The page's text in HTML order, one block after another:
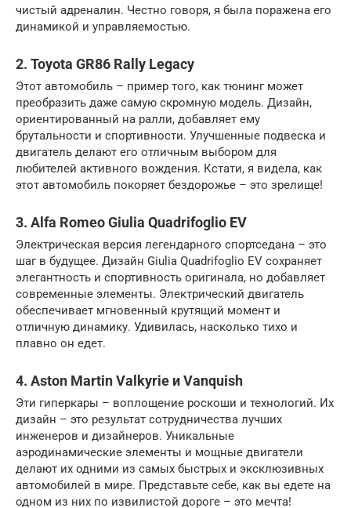
чистый адреналин. Честно говоря, я была поражена его
динамикой и управляемостью.
2. Toyota GR86 Rally Legacy
Этот автомобиль – пример того, как тюнинг может
преобразить даже самую скромную модель. Дизайн,
ориентированный на ралли, добавляет ему
брутальности и спортивности. Улучшенные подвеска и
двигатель делают его отличным выбором для
любителей активного вождения. Кстати, я видела, как
этот автомобиль покоряет бездорожье – это зрелище!
3. Alfa Romeo Giulia Quadrifoglio EV
Электрическая версия легендарного спортседана – это
шаг в будущее. Дизайн Giulia Quadrifoglio EV сохраняет
элегантность и спортивность оригинала, но добавляет
современные элементы. Электрический двигатель
обеспечивает мгновенный крутящий момент и
отличную динамику. Удивилась, насколько тихо и
плавно он едет.
4. Aston Martin Valkyrie и Vanquish
Эти гиперкары – воплощение роскоши и технологий. Их
дизайн – это результат сотрудничества лучших
инженеров и дизайнеров. Уникальные
аэродинамические элементы и мощные двигатели
делают их одними из самых быстрых и эксклюзивных
автомобилей в мире. Представьте себе, как вы едете на
одном из них по извилистой дороге – это мечта!